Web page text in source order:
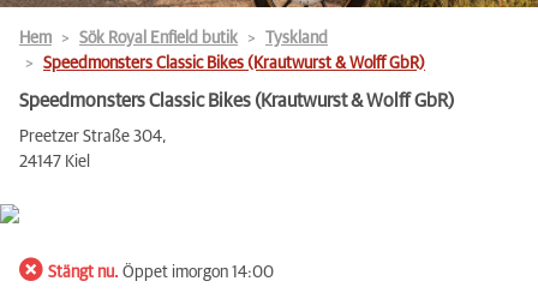
Hem Sök Royal Enfield butik
Tyskland
Speedmonsters Classic Bikes (Krautwurst & Wolff GbR)
Speedmonsters Classic Bikes (Krautwurst & Wolff GbR)
Preetzer Straße 304,
24147 Kiel
Stängt nu. Öppet imorgon 14:00